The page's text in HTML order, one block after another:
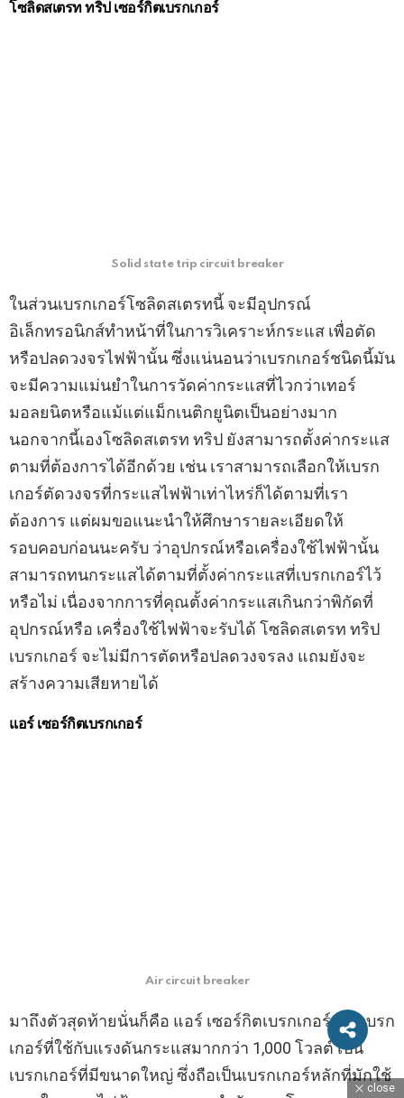
โซลิดสเตรท ทริป เซอร์กิตเบรกเกอร์
Solid state trip circuit breaker
ในส่วนเบรกเกอร์โซลิดสเตรทนี้ จะมีอุปกรณ์
อิเล็กทรอนิกส์ทําหน้าที่ในการวิเคราะห์กระแส เพื่อตัด
หรือปลดวงจรไฟฟ้านั้น ซึ่งแน่นอนว่าเบรกเกอร์ชนิดนี้มัน
จะมีความแม่นยําในการวัดค่ากระแสที่ไวกว่าเทอร์
มอลยนิตหรือแม้แต่แม็กเนติกยูนิตเป็นอย่างมาก
นอกจากนี้เองโซลิดสเตรท ทริป ยังสามารถตั้งค่ากระแส
ตามที่ต้องการได้อีกด้วย เช่น เราสามารถเลือกให้เบรก
เกอร์ตัดวงจรที่กระแสไฟฟ้าเท่าไหร่ก็ได้ตามที่เรา
ต้องการ แต่ผมขอแนะนําให้ศึกษารายละเอียดให้
รอบคอบก่อนนะครับ ว่าอุปกรณ์หรือเครื่องใช้ไฟฟ้านั้น
สามารถทนกระแสได้ตามที่ตั้งค่ากระแสที่เบรกเกอร์ไว้
หรือไม่ เนื่องจากการที่คุณตั้งค่ากระแสเกินกว่าพิกัดที่
อุปกรณ์หรือ เครื่องใช้ไฟฟ้าจะรับได้ โซลิดสเตรท ทริป
เบรกเกอร์ จะไม่มีการตัดหรือปลดวงจรลง แถมยังจะ
สร้างความเสียหายได้
แอร์ เซอร์กิตเบรกเกอร์
Air circuit breaker
มาถึงตัวสุดท้ายนั่นก็คือ แอร์ เซอร์กิตเบรกเกอร์ เป็นเบรก
เกอร์ที่ใช้กับแรงดันกระแสมากกว่า 1,000 โวลต์ เป็น
เบรกเกอร์ที่มีขนาดใหญ่ ซึ่งถือเป็นเบรกเกอร์หลักที่มักใช้
close